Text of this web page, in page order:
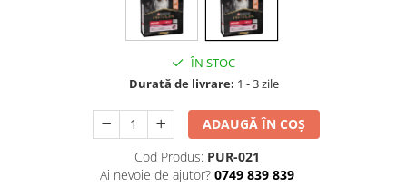
Dispozitive pentru administrare
Hamuri, Zgărzi și Lese
Dispozitive pentru administrare
Rucsace și Articole de Transport
Dispozitive Automate pentru
Tractul Urinar și Rinichi
ÎN STOC
Durată de livrare: 1 - 3 zile
ADAUGĂ ÎN COȘ
Cod Produs: PUR-021
Ai nevoie de ajutor? 0749 839 839